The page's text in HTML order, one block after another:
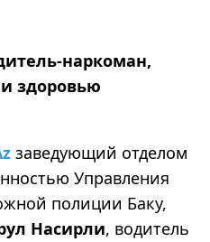
наркоман,
здоровью
заведующий отделом
Управления
полиции Баку,
Насирли, водитель